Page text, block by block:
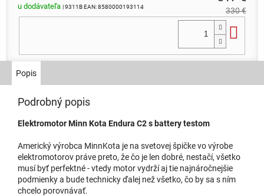
u dodávateľa | 9311BEAN:8580000193114 330 €
Endura C2 - 30
210 €
Endura C2 - 34
u dodávateľa| 9311EAN:8580000293111
221 €
230 €
Popis
Podrobný popis
Elektromotor Minn Kota Endura C2 s battery testom
Americký výrobca MinnKota je na svetovej špičke vo výrobe
elektromotorov práve preto, že čo je len dobré, nestačí, všetko
musí byť perfektné - vtedy motor vydrží aj tie najnáročnejšie
podmienky a bude technicky ďalej než všetko, čo by sa s ním
chcelo porovnávať.